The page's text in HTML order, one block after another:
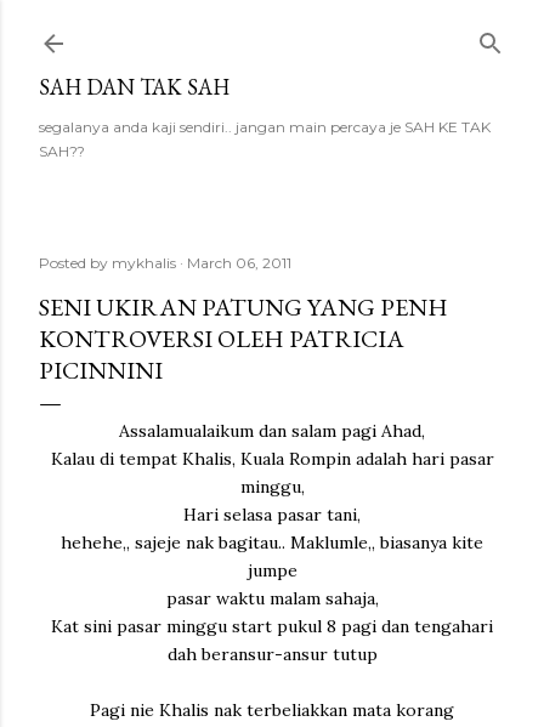
SAH DAN TAK SAH
segalanya anda kaji sendiri.. jangan main percaya je SAH KE TAK
SAH??
Posted by mykhalis March 06, 2011
SENI UKIRAN PATUNG YANG PENH
KONTROVERSI OLEH PATRICIA
PICINNINI
Assalamualaikum dan salam pagi Ahad,
Kalau di tempat Khalis, Kuala Rompin adalah hari pasar
minggu,
Hari selasa pasar tani,
hehehe,, sajeje nak bagitau.. Maklumle,, biasanya kite
jumpe
pasar waktu malam sahaja,
Kat sini pasar minggu start pukul 8 pagi dan tengahari
dah beransur-ansur tutup
Pagi nie Khalis nak terbeliakkan mata korang